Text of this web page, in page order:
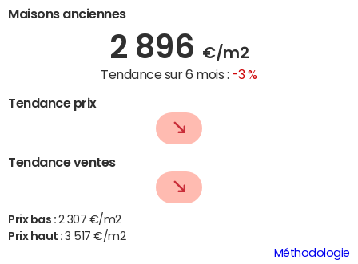
Maisons anciennes
2 896 €/m2
Tendance sur 6 mois : -3 %
Tendance prix
Tendance ventes
Prix bas : 2 307 €/m2
Prix haut :3 517 €/m2
Méthodologie